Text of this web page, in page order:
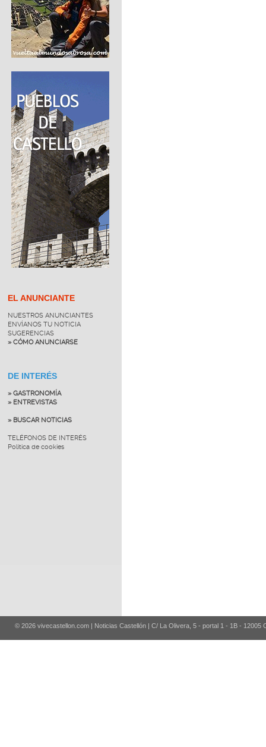
EL ANUNCIANTE
NUESTROS ANUNCIANTES
ENVÍANOS TU NOTICIA
SUGERENCIAS
» CÓMO ANUNCIARSE
DE INTERÉS
» GASTRONOMÍA
» ENTREVISTAS
» BUSCAR NOTICIAS
TELÉFONOS DE INTERÉS
Política de cookies
© 2026 vivecastellon.com | Noticias Castellón | C/ La Olivera, 5 - portal 1 - 1B - 12005